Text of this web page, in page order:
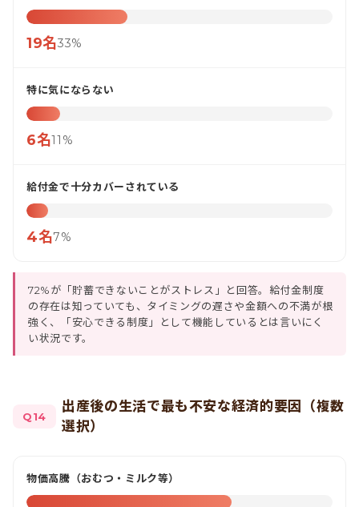
19名33%
特に気にならない
6名11%
給付金で十分カバーされている
4名7%
72%が「貯蓄できないことがストレス」と回答。給付金制度
の存在は知っていても、タイミングの遅さや金額への不満が根
強く、「安心できる制度」として機能しているとは言いにく
い状況です。
Q14
出産後の生活で最も不安な経済的要因（複数
選択）
物価高騰（おむつ・ミルク等）